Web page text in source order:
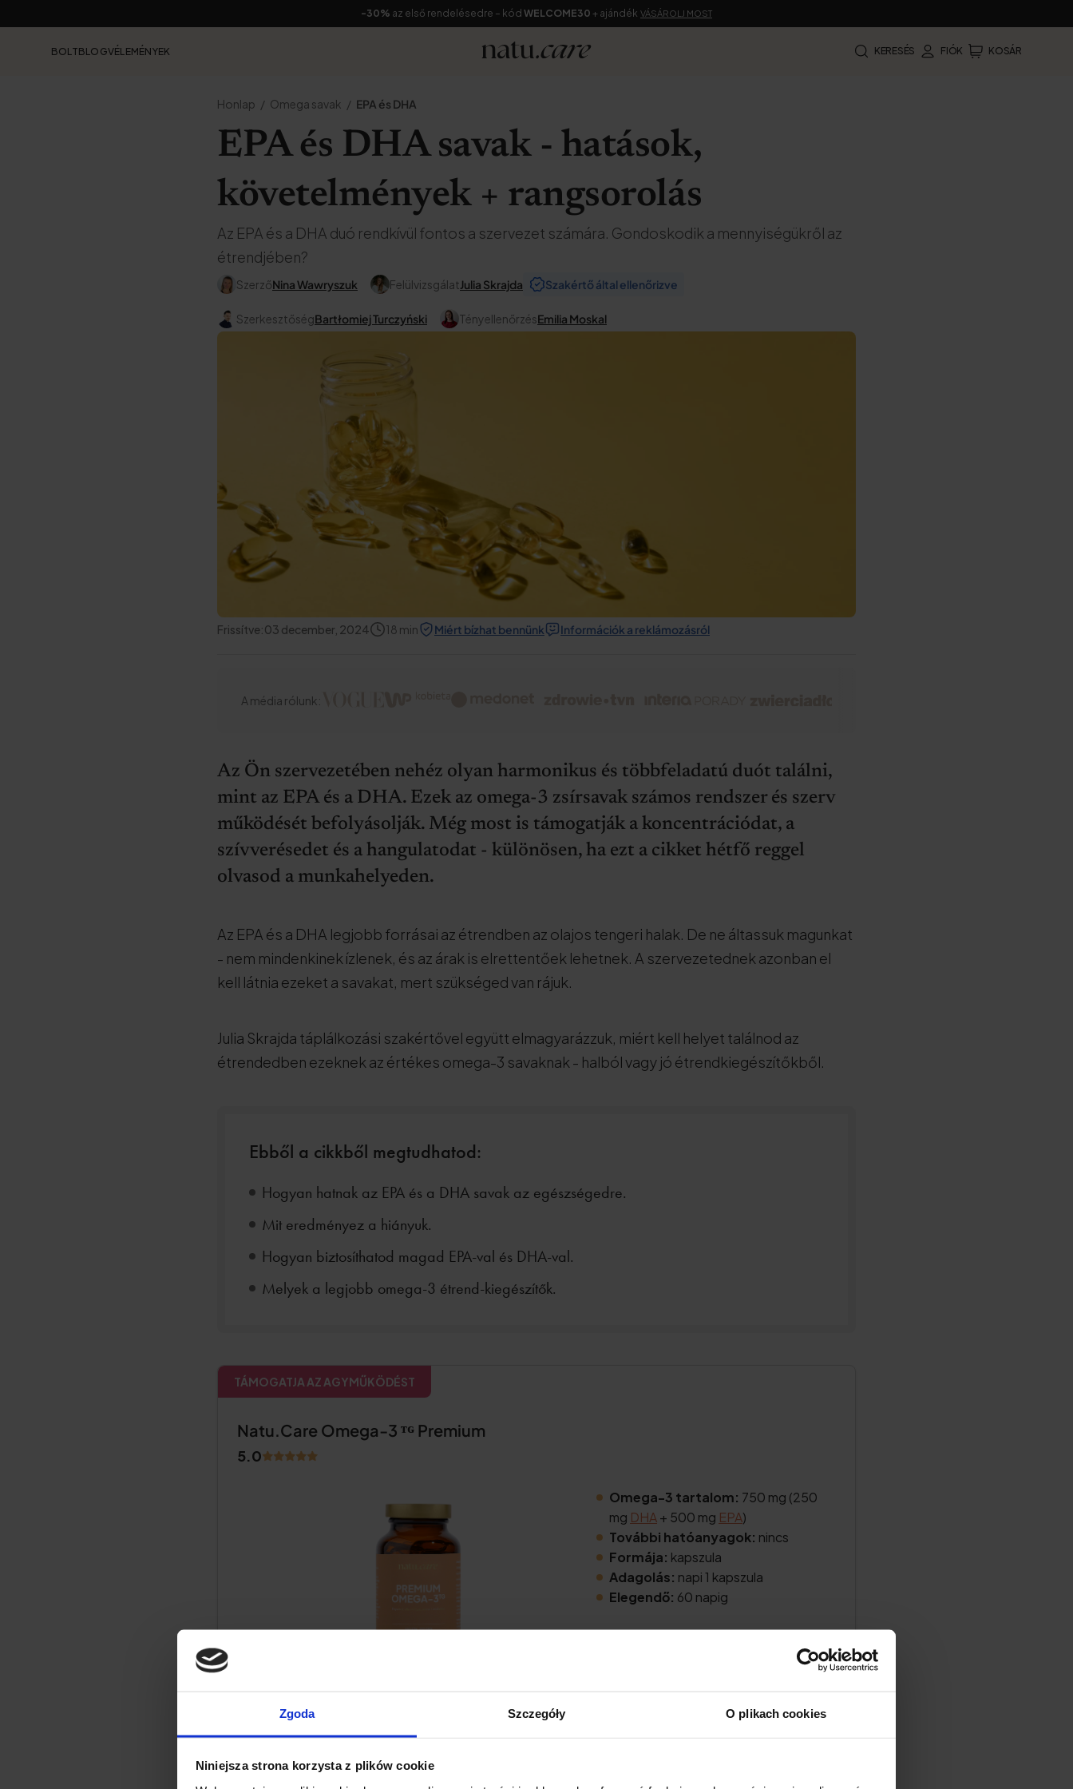
Zgoda Szczegóły O plikach cookies
Niniejsza strona korzysta z plików cookie
-30% az első rendelésedre – kód WELCOME30 + ajándék VÁSÁROLJ MOST
BOLTBLOGVÉLEMÉNYEK KERESÉS FIÓK KOSÁR
Honlap Omega savak EPA és DHA
EPA és DHA savak - hatások,
követelmények + rangsorolás
Az EPA és a DHA duó rendkívül fontos a szervezet számára. Gondoskodik a mennyiségükről az
étrendjében?
SzerzőNina Wawryszuk FelülvizsgálatJulia Skrajda Szakértő által ellenőrizve
SzerkesztőségBartłomiej Turczyński TényellenőrzésEmilia Moskal
Frissítve:03 december, 2024 18 min Miért bízhat bennünk Információk a reklámozásról
A média rólunk:
Az Ön szervezetében nehéz olyan harmonikus és többfeladatú duót találni,
mint az EPA és a DHA. Ezek az omega-3 zsírsavak számos rendszer és szerv
működését befolyásolják. Még most is támogatják a koncentrációdat, a
szívverésedet és a hangulatodat - különösen, ha ezt a cikket hétfő reggel
olvasod a munkahelyeden.
Az EPA és a DHA legjobb forrásai az étrendben az olajos tengeri halak. De ne áltassuk magunkat
- nem mindenkinek ízlenek, és az árak is elrettentőek lehetnek. A szervezetednek azonban el
kell látnia ezeket a savakat, mert szükséged van rájuk.
Julia Skrajda táplálkozási szakértővel együtt elmagyarázzuk, miért kell helyet találnod az
étrendedben ezeknek az értékes omega-3 savaknak - halból vagy jó étrendkiegészítőkből.
Ebből a cikkből megtudhatod:
Hogyan hatnak az EPA és a DHA savak az egészségedre.
Mit eredményez a hiányuk.
Hogyan biztosíthatod magad EPA-val és DHA-val.
Melyek a legjobb omega-3 étrend-kiegészítők.
TÁMOGATJA AZ AGYMŰKÖDÉST
Natu.Care Omega-3 ᵀᴳ Premium
5.0
Omega-3 tartalom: 750 mg (250
mg DHA+ 500 mg EPA)
További hatóanyagok: nincs
Formája: kapszula
Adagolás: napi 1 kapszula
Elegendő: 60 napig